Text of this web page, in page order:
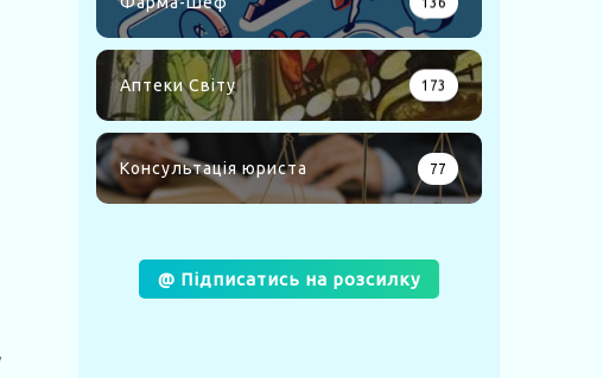
Аптеки Світу 173
Консультація юриста 77
@ Підписатись на розсилку